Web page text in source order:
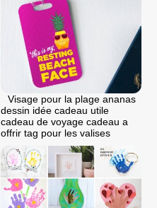
Visage pour la plage ananas
dessin idée cadeau utile
cadeau de voyage cadeau a
offrir tag pour les valises